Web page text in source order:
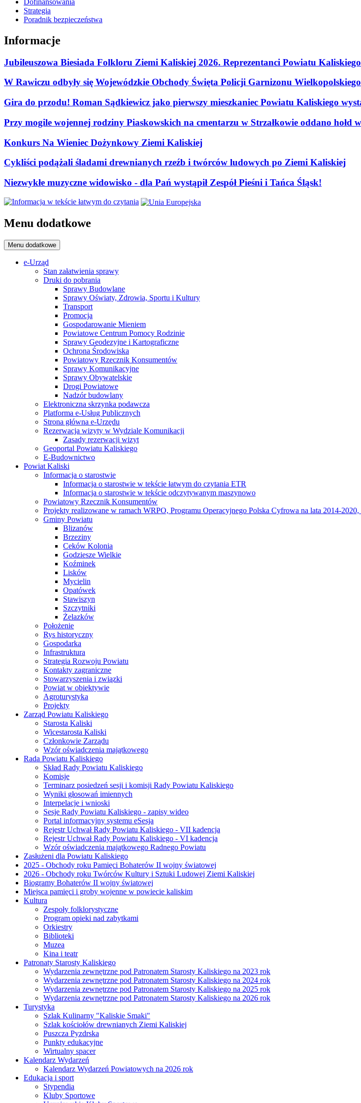
Dofinansowania
Strategia
Poradnik bezpieczeństwa
Informacje
Jubileuszowa Biesiada Folkloru Ziemi Kaliskiej 2026. Reprezentanci Powiatu
W Rawiczu odbyły się Wojewódzkie Obchody Święta Policji Garnizonu
Gira do przodu! Roman Sądkiewicz jako pierwszy mieszkaniec Powiatu Kaliskiego
Przy mogile wojennej rodziny Piaskowskich na cmentarzu w Strzałkowie oddano
Konkurs Na Wieniec Dożynkowy Ziemi Kaliskiej
Cykliści podążali śladami drewnianych rzeźb i twórców ludowych po Ziemi Kaliskiej
Niezwykłe muzyczne widowisko - dla Pań wystąpił Zespół Pieśni i Tańca Śląsk!
Menu dodatkowe
Menu dodatkowe
e-Urząd
Stan załatwienia sprawy
Druki do pobrania
Sprawy Budowlane
Sprawy Oświaty, Zdrowia, Sportu i Kultury
Transport
Promocja
Gospodarowanie Mieniem
Powiatowe Centrum Pomocy Rodzinie
Sprawy Geodezyjne i Kartograficzne
Ochrona Środowiska
Powiatowy Rzecznik Konsumentów
Sprawy Komunikacyjne
Sprawy Obywatelskie
Drogi Powiatowe
Nadzór budowlany
Elektroniczna skrzynka podawcza
Platforma e-Usług Publicznych
Strona główna e-Urzędu
Rezerwacja wizyty w Wydziale Komunikacji
Zasady rezerwacji wizyt
Geoportal Powiatu Kaliskiego
E-Budownictwo
Powiat Kaliski
Informacja o starostwie
Informacja o starostwie w tekście łatwym do czytania ETR
Informacja o starostwie w tekście odczytywanym maszynowo
Powiatowy Rzecznik Konsumentów
Projekty realizowane w ramach WRPO, Programu Operacyjnego Polska Cyfrowa na lata 2014-
Gminy Powiatu
Blizanów
Brzeziny
Ceków Kolonia
Godziesze Wielkie
Koźminek
Lisków
Mycielin
Opatówek
Stawiszyn
Szczytniki
Żelazków
Położenie
Rys historyczny
Gospodarka
Infrastruktura
Strategia Rozwoju Powiatu
Kontakty zagraniczne
Stowarzyszenia i związki
Powiat w obiektywie
Agroturystyka
Projekty
Zarząd Powiatu Kaliskiego
Starosta Kaliski
Wicestarosta Kaliski
Członkowie Zarządu
Wzór oświadczenia majątkowego
Rada Powiatu Kaliskiego
Skład Rady Powiatu Kaliskiego
Komisje
Terminarz posiedzeń sesji i komisji Rady Powiatu Kaliskiego
Wyniki głosowań imiennych
Interpelacje i wnioski
Sesje Rady Powiatu Kaliskiego - zapisy wideo
Portal informacyjny systemu eSesja
Rejestr Uchwał Rady Powiatu Kaliskiego - VII kadencja
Rejestr Uchwał Rady Powiatu Kaliskiego - VI kadencja
Wzór oświadczenia majątkowego Radnego Powiatu
Zasłużeni dla Powiatu Kaliskiego
2025 - Obchody roku Pamięci Bohaterów II wojny światowej
2026 - Obchody roku Twórców Kultury i Sztuki Ludowej Ziemi Kaliskiej
Biogramy Bohaterów II wojny światowej
Miejsca pamięci i groby wojenne w powiecie kaliskim
Kultura
Zespoły folklorystyczne
Program opieki nad zabytkami
Orkiestry
Biblioteki
Muzea
Kina i teatr
Patronaty Starosty Kaliskiego
Wydarzenia zewnętrzne pod Patronatem Starosty Kaliskiego na 2023 rok
Wydarzenia zewnętrzne pod Patronatem Starosty Kaliskiego na 2024 rok
Wydarzenia zewnętrzne pod Patronatem Starosty Kaliskiego na 2025 rok
Wydarzenia zewnętrzne pod Patronatem Starosty Kaliskiego na 2026 rok
Turystyka
Szlak Kulinarny "Kaliskie Smaki"
Szlak kościołów drewnianych Ziemi Kaliskiej
Puszcza Pyzdrska
Punkty edukacyjne
Wirtualny spacer
Kalendarz Wydarzeń
Kalendarz Wydarzeń Powiatowych na 2026 rok
Edukacja i sport
Stypendia
Kluby Sportowe